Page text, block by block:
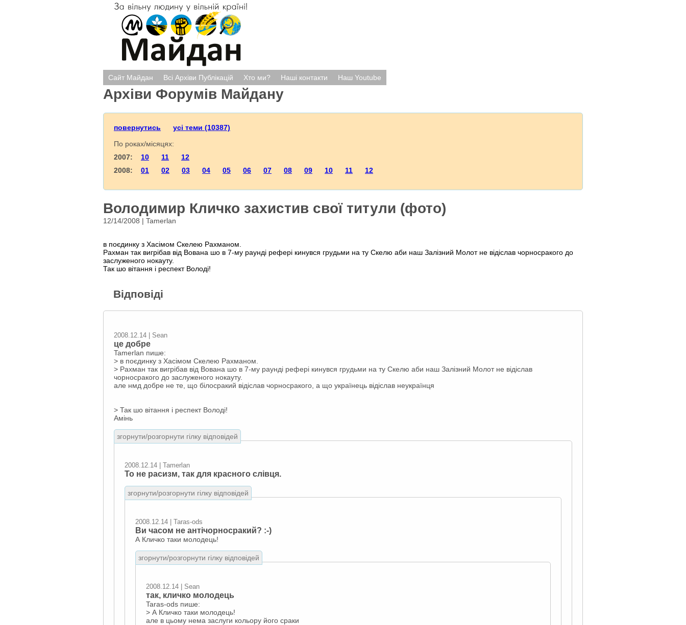
Сайт Майдан Всі Архіви Публікацій Хто ми? Наші контакти Наш Youtube
Архіви Форумів Майдану
повернутись
усі теми (10387)
По роках/місяцях:
2007: 10 11
12
2008: 01 02 03 04 05 06 07 08 09 10 11 12
Володимир Кличко захистив свої титули (фото)
12/14/2008 | Tamerlan
в поєдинку з Хасімом Скелею Рахманом.
Рахман так вигрібав від Вована шо в 7-му раунді рефері кинувся грудьми на ту Скелю аби наш Залізний Молот не відіслав чорносракого до
заслуженого нокауту.
Так шо вітання і респект Володі!
Відповіді
2008.12.14 | Sean
це добре
Tamerlan пише:
> в поєдинку з Хасімом Скелею Рахманом.
> Рахман так вигрібав від Вована шо в 7-му раунді рефері кинувся грудьми на ту Скелю аби наш Залізний Молот не відіслав
чорносракого до заслуженого нокауту.
але нмд добре не те, що білосракий відіслав чорносракого, а що українець відіслав неукраїнця
> Так шо вітання і респект Володі!
Амінь
згорнути/розгорнути гілку відповідей
2008.12.14 | Tamerlan
То не расизм, так для красного слівця.
згорнути/розгорнути гілку відповідей
2008.12.14 | Taras-ods
Ви часом не антічорносракий? :-)
А Кличко таки молодець!
згорнути/розгорнути гілку відповідей
2008.12.14 | Sean
так, кличко молодець
Taras-ods пише:
> А Кличко таки молодець!
але в цьому нема заслуги кольору його сраки